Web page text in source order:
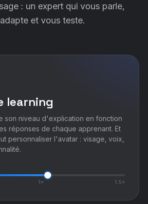
: un expert qui vous parle,
et vous teste.
learning
son niveau d'explication en fonction
réponses de chaque apprenant. Et
personnaliser l'avatar : visage, voix,
1× 1.5×